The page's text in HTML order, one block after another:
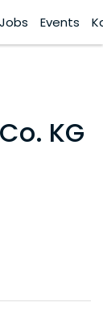
Jobs Events
KG